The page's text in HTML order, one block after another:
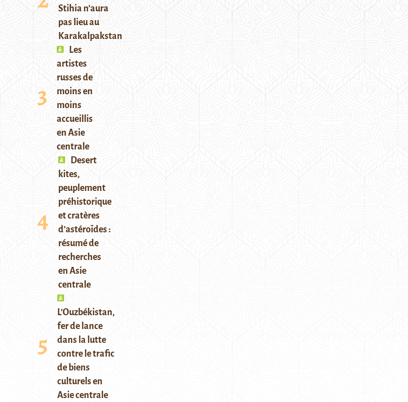
Stihia n’aura
pas lieu au
Karakalpakstan
Les
artistes
russes de
moins en
moins
accueillis
en Asie
centrale
Desert
kites,
peuplement
préhistorique
et cratères
d’astéroïdes :
résumé de
recherches
en Asie
centrale
L’Ouzbékistan,
fer de lance
dans la lutte
contre le trafic
de biens
culturels en
Asie centrale